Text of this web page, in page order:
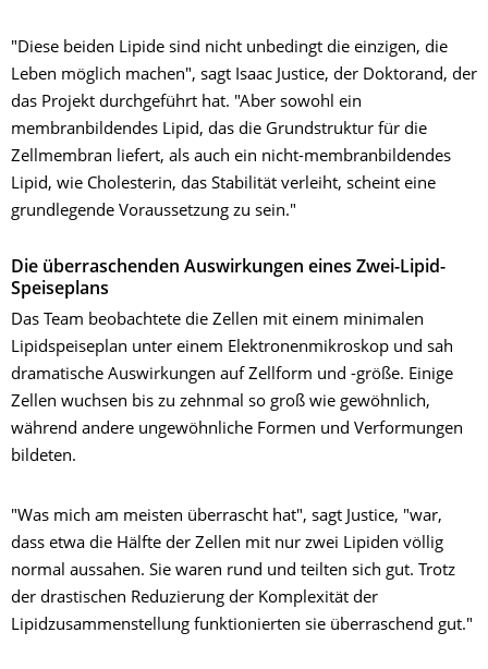
"Diese beiden Lipide sind nicht unbedingt die einzigen, die
Leben möglich machen", sagt Isaac Justice, der Doktorand, der
das Projekt durchgeführt hat. "Aber sowohl ein
membranbildendes Lipid, das die Grundstruktur für die
Zellmembran liefert, als auch ein nicht-membranbildendes
Lipid, wie Cholesterin, das Stabilität verleiht, scheint eine
grundlegende Voraussetzung zu sein."
Die überraschenden Auswirkungen eines Zwei-Lipid-
Speiseplans
Das Team beobachtete die Zellen mit einem minimalen
Lipidspeiseplan unter einem Elektronenmikroskop und sah
dramatische Auswirkungen auf Zellform und -größe. Einige
Zellen wuchsen bis zu zehnmal so groß wie gewöhnlich,
während andere ungewöhnliche Formen und Verformungen
bildeten.
"Was mich am meisten überrascht hat", sagt Justice, "war,
dass etwa die Hälfte der Zellen mit nur zwei Lipiden völlig
normal aussahen. Sie waren rund und teilten sich gut. Trotz
der drastischen Reduzierung der Komplexität der
Lipidzusammenstellung funktionierten sie überraschend gut."